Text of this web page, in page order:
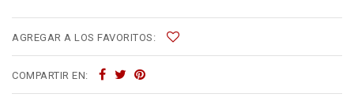
AGREGAR A LOS FAVORITOS:
COMPARTIR EN: